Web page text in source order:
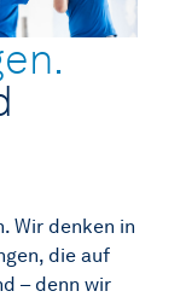
Wir denken in
die auf
– denn wir